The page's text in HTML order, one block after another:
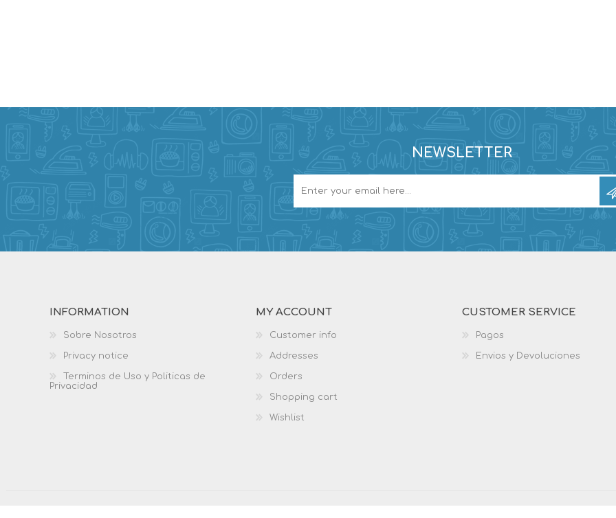
NEWSLETTER
INFORMATION
Sobre Nosotros
Privacy notice
Terminos de Uso y Politicas de
Privacidad
MY ACCOUNT
Customer info
Addresses
Orders
Shopping cart
Wishlist
CUSTOMER SERVICE
Pagos
Envios y Devoluciones